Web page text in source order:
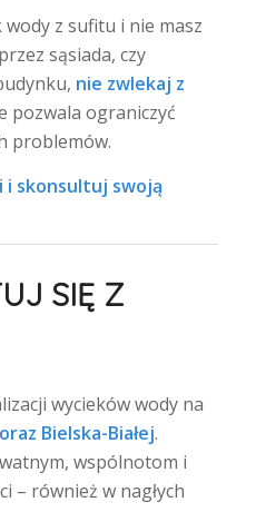
wody z sufitu i nie masz
sąsiada, czy
nie zwlekaj z
pozwala ograniczyć
problemów.
i skonsultuj swoją
SIĘ Z
wycieków wody na
Bielska-Białej.
wspólnotom i
– również w nagłych